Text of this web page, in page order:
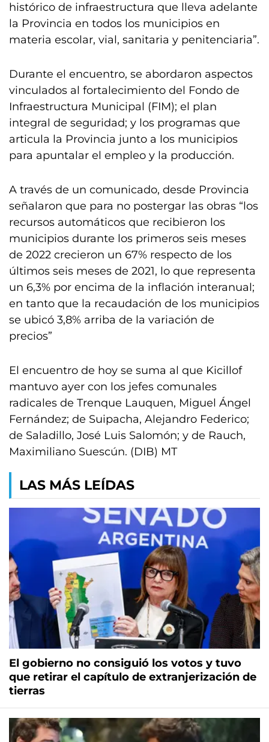
histórico de infraestructura que lleva adelante
la Provincia en todos los municipios en
materia escolar, vial, sanitaria y penitenciaria”.
Durante el encuentro, se abordaron aspectos
vinculados al fortalecimiento del Fondo de
Infraestructura Municipal (FIM); el plan
integral de seguridad; y los programas que
articula la Provincia junto a los municipios
para apuntalar el empleo y la producción.
A través de un comunicado, desde Provincia
señalaron que para no postergar las obras “los
recursos automáticos que recibieron los
municipios durante los primeros seis meses
de 2022 crecieron un 67% respecto de los
últimos seis meses de 2021, lo que representa
un 6,3% por encima de la inflación interanual;
en tanto que la recaudación de los municipios
se ubicó 3,8% arriba de la variación de
precios”
El encuentro de hoy se suma al que Kicillof
mantuvo ayer con los jefes comunales
radicales de Trenque Lauquen, Miguel Ángel
Fernández; de Suipacha, Alejandro Federico;
de Saladillo, José Luis Salomón; y de Rauch,
Maximiliano Suescún. (DIB) MT
LAS MÁS LEÍDAS
El gobierno no consiguió los votos y tuvo
que retirar el capítulo de extranjerización de
tierras